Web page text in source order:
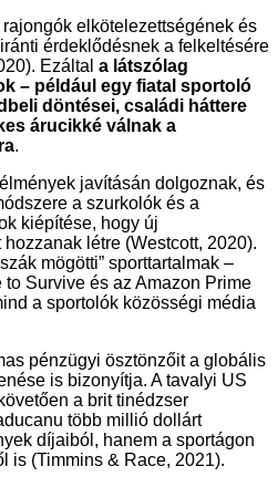
elkötelezettségének és
érdeklődésnek a felkeltésére
Ezáltal a látszólag
– például egy fiatal sportoló
döntései, családi háttere
árucikké válnak a
.
javításán dolgoznak, és
a szurkolók és a
kiépítése, hogy új
létre (Westcott, 2020).
mögötti” sporttartalmak –
Survive és az Amazon Prime
a sportolók közösségi média
pénzügyi ösztönzőit a globális
is bizonyítja. A tavalyi US
a brit tinédzser
több millió dollárt
díjaiból, hanem a sportágon
is (Timmins & Race, 2021).